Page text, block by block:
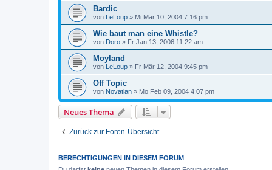
Bardic
von LeLoup » Mi Mär 10, 2004 7:16 pm
Wie baut man eine Whistle?
von Doro » Fr Jan 13, 2006 11:22 am
Moyland
von LeLoup » Fr Mär 12, 2004 9:45 pm
Off Topic
von Novatlan » Mo Feb 09, 2004 4:07 pm
Neues Thema
Zurück zur Foren-Übersicht
BERECHTIGUNGEN IN DIESEM FORUM